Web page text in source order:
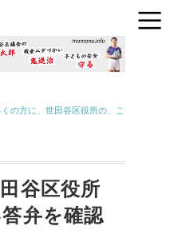
くの方に、世田谷区役所の、こ
谷区役所
弁を確認